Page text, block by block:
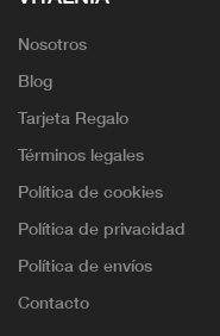
Nosotros
Blog
Tarjeta Regalo
Términos legales
Política de cookies
Política de privacidad
Política de envíos
Contacto